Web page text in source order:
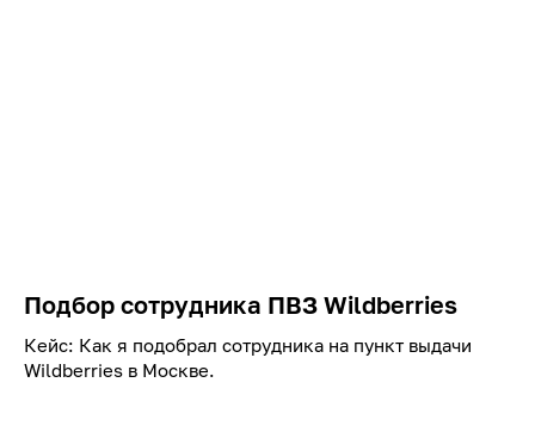
Подбор сотрудника ПВЗ Wildberries
Кейс: Как я подобрал сотрудника на пункт выдачи
Wildberries в Москве.